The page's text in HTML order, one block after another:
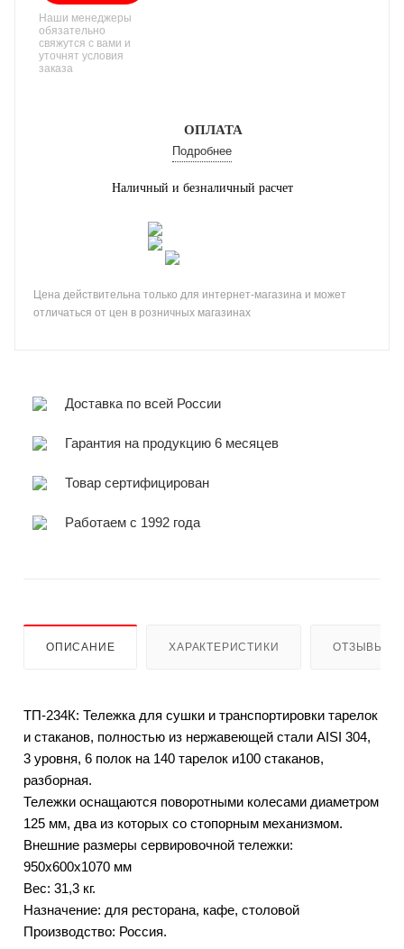
Наши менеджеры
обязательно
свяжутся с вами и
уточнят условия
заказа
ОПЛАТА
Подробнее
Наличный и безналичный расчет
Цена действительна только для интернет-магазина и может
отличаться от цен в розничных магазинах
Доставка по всей России
Гарантия на продукцию 6 месяцев
Товар сертифицирован
Работаем с 1992 года
ОПИСАНИЕ ХАРАКТЕРИСТИКИ ОТЗЫВЫ
ТП-234К: Тележка для сушки и транспортировки тарелок
и стаканов, полностью из нержавеющей стали AISI 304,
3 уровня, 6 полок на 140 тарелок и100 стаканов,
разборная.
Тележки оснащаются поворотными колесами диаметром
125 мм, два из которых со стопорным механизмом.
Внешние размеры сервировочной тележки:
950х600х1070 мм
Вес: 31,3 кг.
Назначение: для ресторана, кафе, столовой
Производство: Россия.